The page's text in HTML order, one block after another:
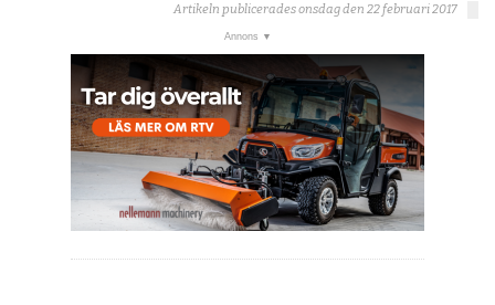
Artikeln publicerades onsdag den 22 februari 2017